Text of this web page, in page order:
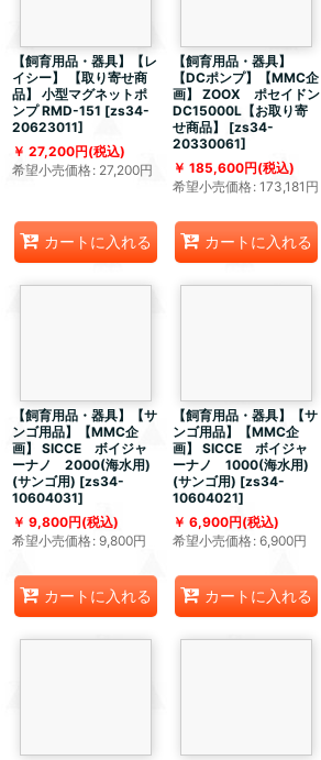
【飼育用品・器具】【レ
イシー】 【取り寄せ商
品】 小型マグネットポ
ンプ RMD-151 [zs34-
20623011]
27,200円(税込)
希望小売価格: 27,200円
カートに入れる
【飼育用品・器具】
【DCポンプ】【MMC企
画】 ZOOX ポセイドン
DC15000L【お取り寄
せ商品】
[zs34-
20330061]
185,600円(税込)
希望小売価格: 173,181 円
カートに入れる
【飼育用品・器具】【サ
ンゴ用品】【MMC企
画】 SICCE ボイジャ
ーナノ 2000(海水用)
(サンゴ用) [zs34-
10604031]
9,800円(税込)
希望小売価格: 9,800円
カートに入れる
【飼育用品・器具】【サ
ンゴ用品】【MMC企
画】 SICCE ボイジャ
ーナノ 1000(海水用)
(サンゴ用) [zs34-
10604021]
6,900円(税込)
希望小売価格: 6,900円
カートに入れる